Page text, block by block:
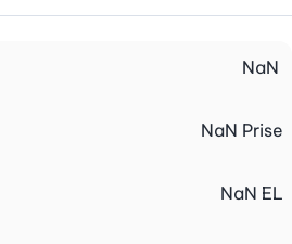
NaN
NaN Prise
NaN EL